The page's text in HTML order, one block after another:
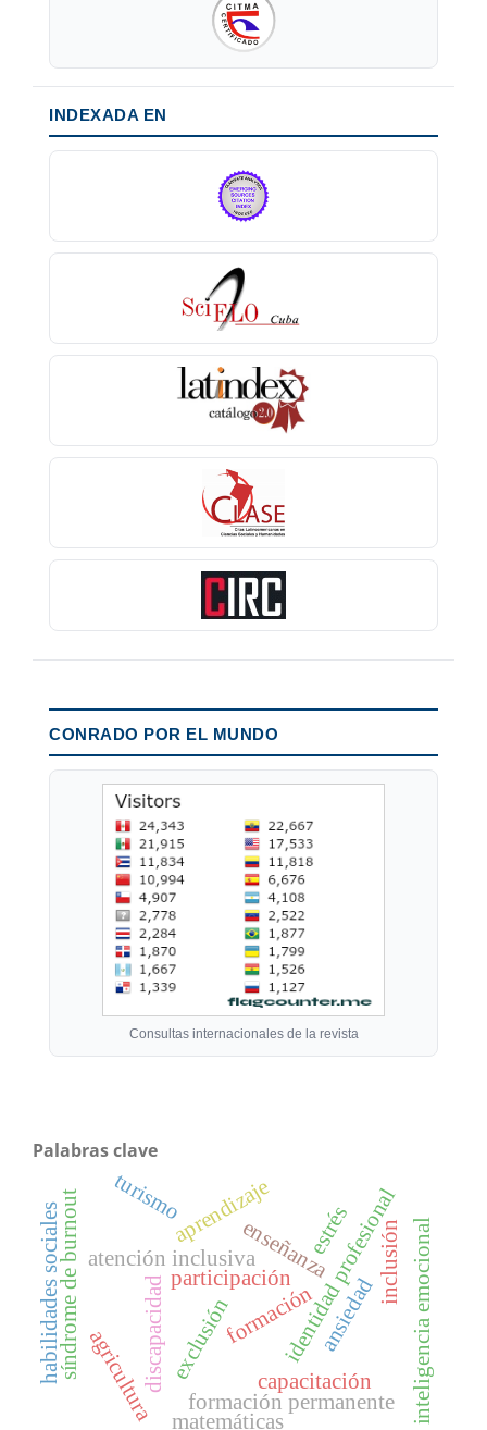
INDEXADA EN
CONRADO POR EL MUNDO
Consultas internacionales de la revista
Palabras clave
formación
atención inclusiva identidad profesional
enseñanza
aprendizaje
inclusión
exclusión
discapacidad capacitación
estrés
ansiedad
síndrome de burnout
formación permanente
agricultura
turismo
inteligencia emocional
habilidades sociales participación
matemáticas